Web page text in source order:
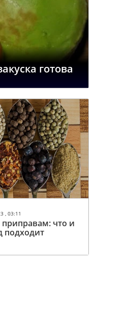
готова
, 03:11
что и
подходит